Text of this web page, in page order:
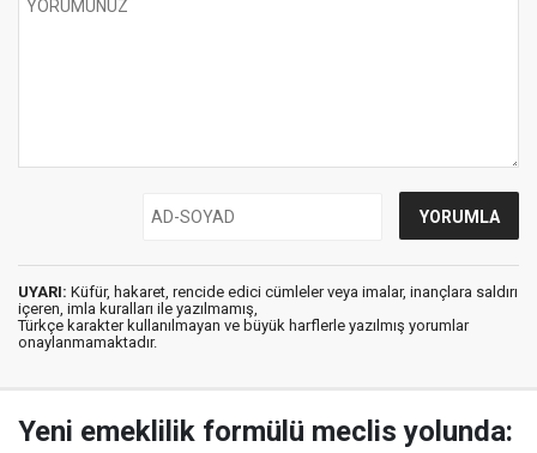
UYARI: Küfür, hakaret, rencide edici cümleler veya imalar, inançlara saldırı
içeren, imla kuralları ile yazılmamış,
Türkçe karakter kullanılmayan ve büyük harflerle yazılmış yorumlar
onaylanmamaktadır.
Yeni emeklilik formülü meclis yolunda: